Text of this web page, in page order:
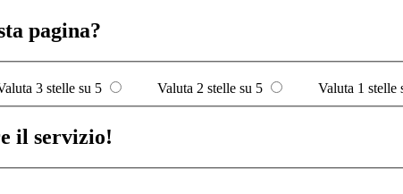
pagina?
3 stelle su 5 Valuta 2 stelle su 5 Valuta 1 stelle
il servizio!